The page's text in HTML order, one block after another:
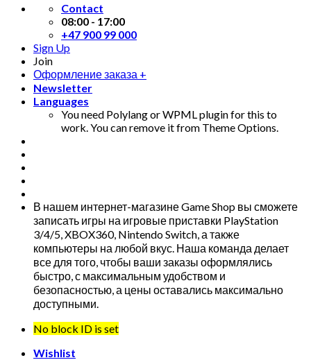
Contact
08:00 - 17:00
+47 900 99 000
Sign Up
Join
Оформление заказа +
Newsletter
Languages
You need Polylang or WPML plugin for this to
work. You can remove it from Theme Options.
В нашем интернет-магазине Game Shop вы сможете
записать игры на игровые приставки PlayStation
3/4/5, XBOX360, Nintendo Switch, а также
компьютеры на любой вкус. Наша команда делает
все для того, чтобы ваши заказы оформлялись
быстро, с максимальным удобством и
безопасностью, а цены оставались максимально
доступными.
No block ID is set
Wishlist